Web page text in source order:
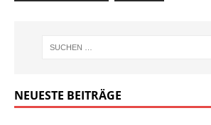
NEUESTE BEITRÄGE